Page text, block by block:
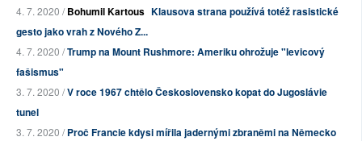
4. 7. 2020 /Bohumil Kartous Klausova strana používá totéž rasistické
gesto jako vrah z Nového Z...
4. 7. 2020 /Trump na Mount Rushmore: Ameriku ohrožuje "levicový
fašismus"
3. 7. 2020 /V roce 1967 chtělo Československo kopat do Jugoslávie
tunel
3. 7. 2020 /Proč Francie kdysi mířila jadernými zbraněmi na Německo